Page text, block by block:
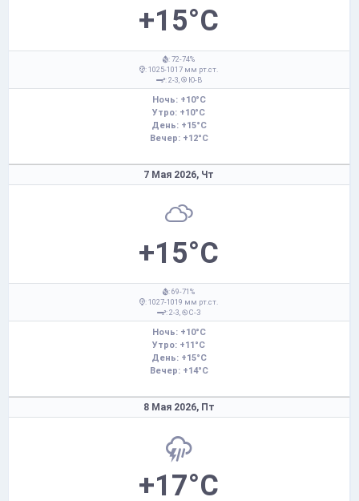
+15°C
: 72-74%
: 1025-1017 мм рт.ст.
: 2-3,
Ю-В
Ночь: +10°C
Утро: +10°C
День: +15°C
Вечер: +12°C
7 Мая 2026, Чт
+15°C
: 69-71%
: 1027-1019 мм рт.ст.
: 2-3,
С-З
Ночь: +10°C
Утро: +11°C
День: +15°C
Вечер: +14°C
8 Мая 2026, Пт
+17°C